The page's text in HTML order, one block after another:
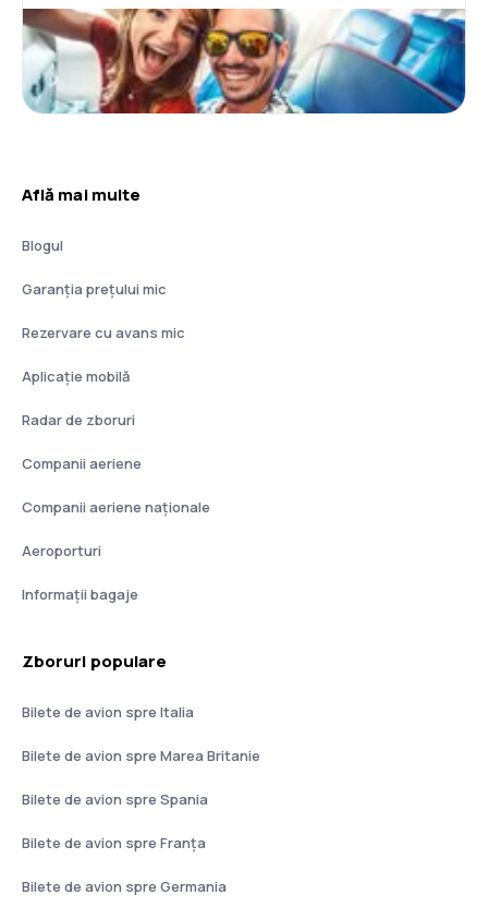
Află mai multe
Blogul
Garanția prețului mic
Rezervare cu avans mic
Aplicație mobilă
Radar de zboruri
Companii aeriene
Companii aeriene naţionale
Aeroporturi
Informații bagaje
Zboruri populare
Bilete de avion spre Italia
Bilete de avion spre Marea Britanie
Bilete de avion spre Spania
Bilete de avion spre Franţa
Bilete de avion spre Germania